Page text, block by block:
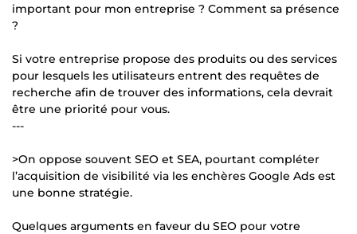
important pour mon entreprise ? Comment sa présence
?
Si votre entreprise propose des produits ou des services
pour lesquels les utilisateurs entrent des requêtes de
recherche afin de trouver des informations, cela devrait
être une priorité pour vous.
---
>On oppose souvent SEO et SEA, pourtant compléter
l’acquisition de visibilité via les enchères Google Ads est
une bonne stratégie.
Quelques arguments en faveur du SEO pour votre